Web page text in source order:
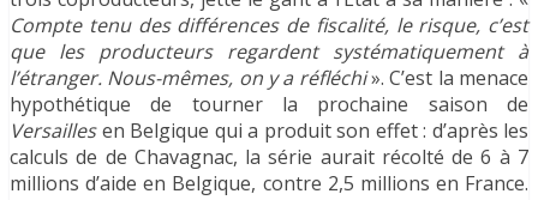
Compte tenu des différences de fiscalité, le risque, c’est
que les producteurs regardent systématiquement à
l’étranger. Nous-mêmes, on y a réfléchi». C’est la menace
hypothétique de tourner la prochaine saison de
Versaillesen Belgique qui a produit son effet : d’après les
calculs de de Chavagnac, la série aurait récolté de 6 à 7
millions d’aide en Belgique, contre 2,5 millions en France.